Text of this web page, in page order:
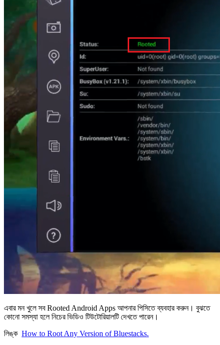
এবার মন খুলে সব Rooted Android Apps আপনার পিসিতে ব্যবহার করুন। বুঝতে
কোনো সমস্যা হলে নিচের ভিডিও টিউটোরিয়ালটি দেখতে পারেন।
লিঙ্ক How to Root Any Version of Bluestacks.